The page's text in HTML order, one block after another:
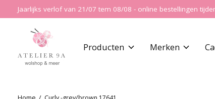
Jaarlijks verlof van 21/07 tem 08/08 - online bestellingen
Producten Merken